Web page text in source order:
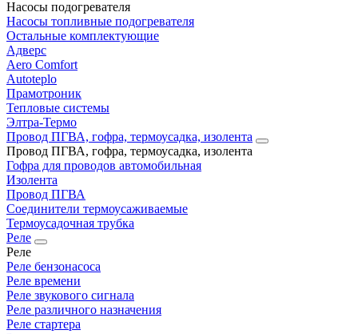
Насосы подогревателя
Насосы топливные подогревателя
Остальные комплектующие
Адверс
Aero Comfort
Autoteplo
Прамотроник
Тепловые системы
Элтра-Термо
Провод ПГВА, гофра, термоусадка, изолента
Провод ПГВА, гофра, термоусадка, изолента
Гофра для проводов автомобильная
Изолента
Провод ПГВА
Соединители термоусаживаемые
Термоусадочная трубка
Реле
Реле
Реле бензонасоса
Реле времени
Реле звукового сигнала
Реле различного назначения
Реле стартера